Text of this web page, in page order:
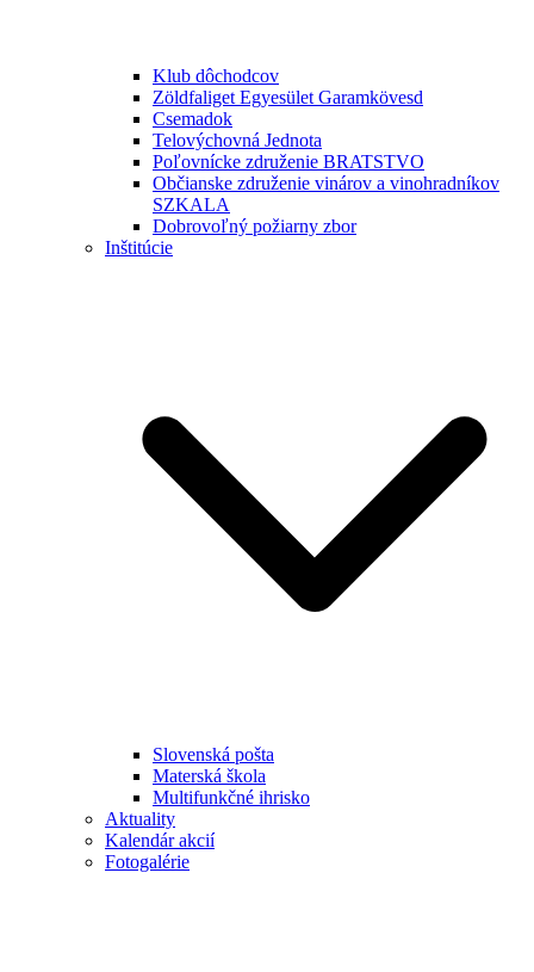
Klub dôchodcov
Zöldfaliget Egyesület Garamkövesd
Csemadok
Telovýchovná Jednota
Poľovnícke združenie BRATSTVO
Občianske združenie vinárov a vinohradníkov
SZKALA
Dobrovoľný požiarny zbor
Inštitúcie
Slovenská pošta
Materská škola
Multifunkčné ihrisko
Aktuality
Kalendár akcií
Fotogalérie